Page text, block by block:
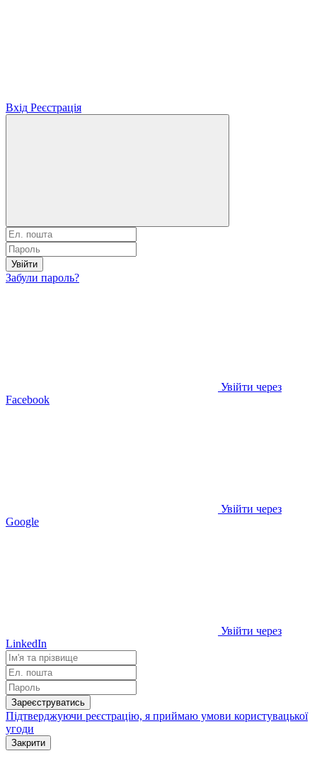
Вхід Реєстрація
Увійти
Забули пароль?
Увійти через
Facebook
Увійти через
Google
Увійти через
LinkedIn
Зареєструватись
Підтверджуючи реєстрацію, я приймаю умови користувацької
угоди
Закрити